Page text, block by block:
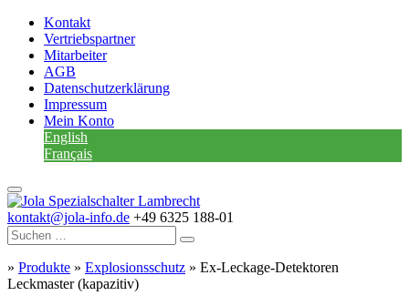
Kontakt
Vertriebspartner
Mitarbeiter
AGB
Datenschutzerklärung
Impressum
Mein Konto
English
Français
kontakt@jola-info.de +49 6325 188-01
» Produkte » Explosionsschutz » Ex-Leckage-Detektoren
Leckmaster (kapazitiv)